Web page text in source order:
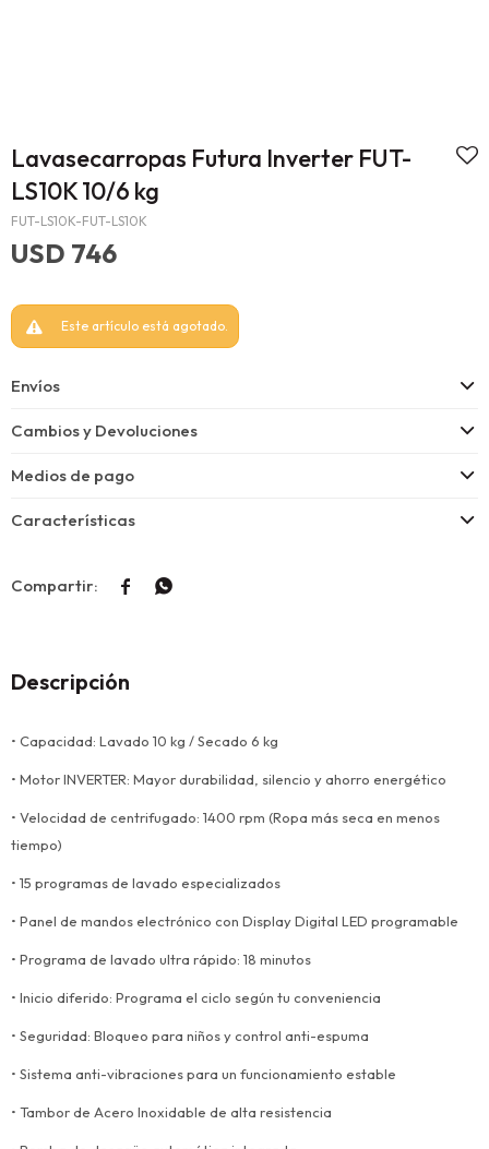
Lavasecarropas Futura Inverter FUT-
LS10K 10/6 kg
FUT-LS10K-FUT-LS10K
USD 746
Este artículo está agotado.
Envíos
Cambios y Devoluciones
Medios de pago
Características
 
Descripción
• Capacidad: Lavado 10 kg / Secado 6 kg
• Motor INVERTER: Mayor durabilidad, silencio y ahorro energético
• Velocidad de centrifugado: 1400 rpm (Ropa más seca en menos
tiempo)
• 15 programas de lavado especializados
• Panel de mandos electrónico con Display Digital LED programable
• Programa de lavado ultra rápido: 18 minutos
• Inicio diferido: Programa el ciclo según tu conveniencia
• Seguridad: Bloqueo para niños y control anti-espuma
• Sistema anti-vibraciones para un funcionamiento estable
• Tambor de Acero Inoxidable de alta resistencia